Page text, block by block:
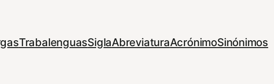
TrabalenguasSiglaAbreviaturaAcrónimoSinónimos